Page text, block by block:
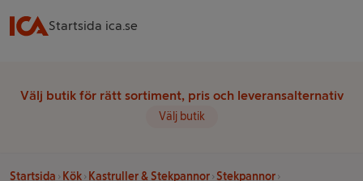
Startsida ica.se
Välj butik för rätt sortiment, pris och leveransalternativ
Välj butik
Startsida Kök Kastruller & Stekpannor Stekpannor